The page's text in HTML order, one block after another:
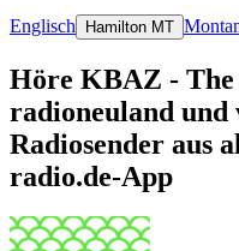
Englisch Hamilton MT
Höre KBAZ - The
radioneuland und
Radiosender aus
radio.de-App